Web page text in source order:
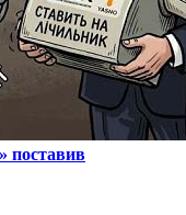
поставив